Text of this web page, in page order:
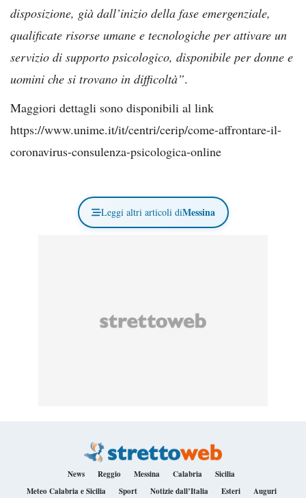
disposizione, già dall’inizio della fase emergenziale,
qualificate risorse umane e tecnologiche per attivare un
servizio di supporto psicologico, disponibile per donne e
uomini che si trovano in difficoltà”.
Maggiori dettagli sono disponibili al link
https://www.unime.it/it/centri/cerip/come-affrontare-il-
coronavirus-consulenza-psicologica-online
Leggi altri articoli diMessina
News Reggio Messina Calabria
Sicilia
Meteo Calabria e Sicilia
Sport Notizie dall’Italia Esteri Auguri